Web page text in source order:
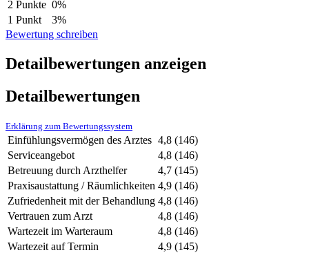
2 Punkte 0%
1 Punkt
3%
Bewertung schreiben
Detailbewertungen anzeigen
Detailbewertungen
Erklärung zum Bewertungssystem
Einfühlungsvermögen des Arztes 4,8 (146)
Serviceangebot
4,8 (146)
Betreuung durch Arzthelfer
4,7 (145)
Praxisaustattung / Räumlichkeiten 4,9 (146)
Zufriedenheit mit der Behandlung 4,8 (146)
Vertrauen zum Arzt
4,8 (146)
Wartezeit im Warteraum
4,8 (146)
Wartezeit auf Termin
4,9 (145)